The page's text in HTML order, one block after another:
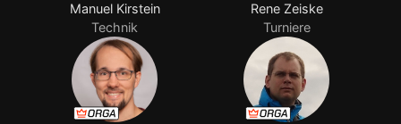
Manuel Kirstein
Technik
Rene Zeiske
Turniere